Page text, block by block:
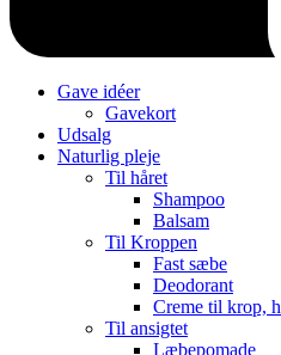
Gave idéer
Gavekort
Udsalg
Naturlig pleje
Til håret
Shampoo
Balsam
Til Kroppen
Fast sæbe
Deodorant
Creme til krop,
Til ansigtet
Læbepomade